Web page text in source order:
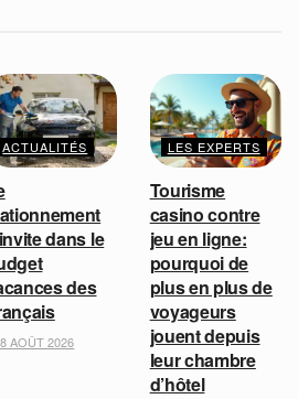
ACTUALITÉS
dans le
des
8 AOÛT 2026
LES EXPERTS
Tourisme
casino contre
jeu en ligne:
pourquoi de
plus en plus de
voyageurs
jouent depuis
leur chambre
d’hôtel